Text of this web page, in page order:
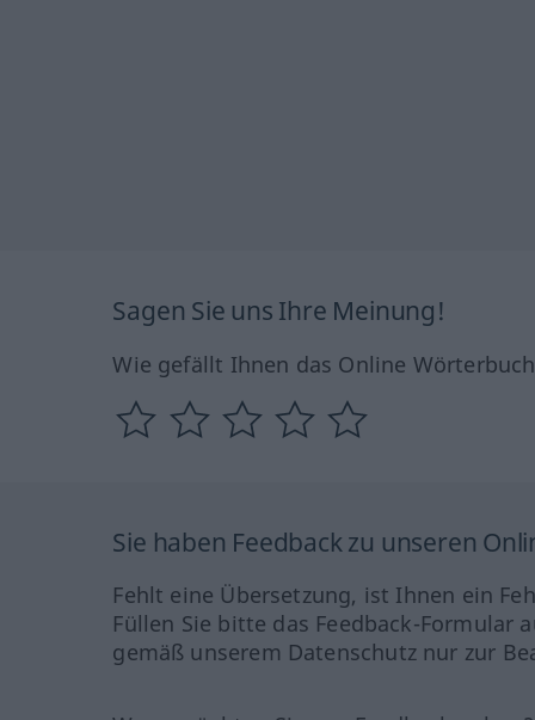
Sagen Sie uns Ihre Meinung!
Wie gefällt Ihnen das Online
Sie haben Feedback zu unseren
Fehlt eine Übersetzung, ist Ihnen ein
Füllen Sie bitte das Feedback-Formular
gemäß unserem Datenschutz nur zur